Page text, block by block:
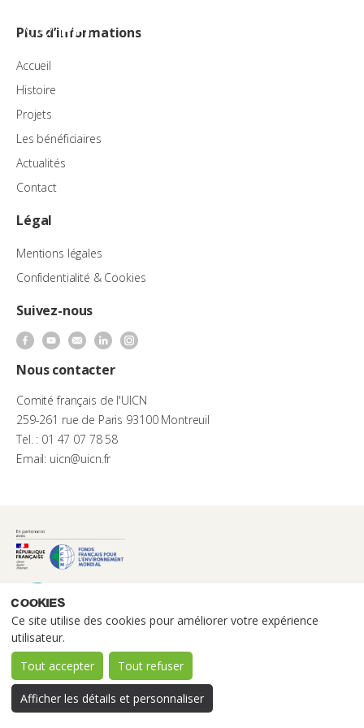
Cookies
Ce site utilise des cookies pour améliorer votre expérience
utilisateur.
Tout accepter
Tout refuser
Afficher les détails et personnaliser
Plus d’informations
Accueil
Histoire
Projets
Les bénéficiaires
Actualités
Contact
Légal
Mentions légales
Confidentialité & Cookies
Suivez-nous
Nous contacter
Comité français de l'UICN
259-261 rue de Paris 93100 Montreuil
Tel. : 01 47 07 78 58
Email: uicn@uicn.fr